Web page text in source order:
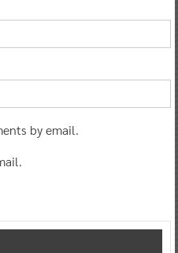
by email.